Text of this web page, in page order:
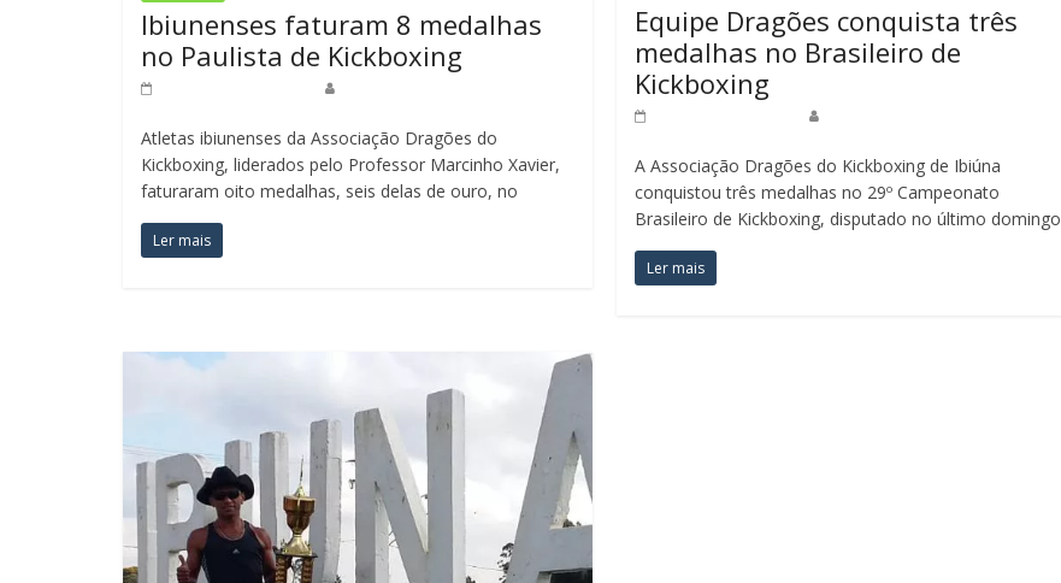
Ibiunenses faturam 8 medalhas
no Paulista de Kickboxing
Atletas ibiunenses da Associação Dragões do
Kickboxing, liderados pelo Professor Marcinho Xavier,
faturaram oito medalhas, seis delas de ouro, no
Ler mais
Equipe Dragões conquista três
medalhas no Brasileiro de
Kickboxing
A Associação Dragões do Kickboxing de Ibiúna
conquistou três medalhas no 29º Campeonato
Brasileiro de Kickboxing, disputado no último domingo
Ler mais